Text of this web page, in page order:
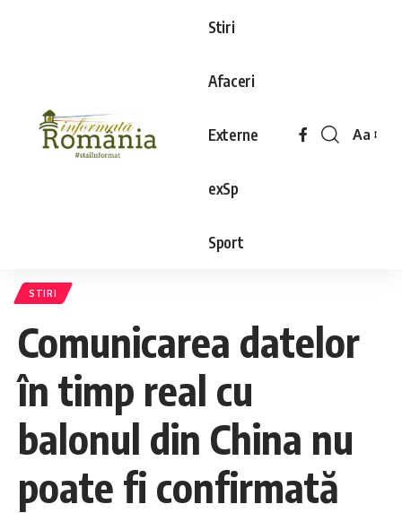
Stiri
Afaceri
Externe
exSp
Sport
Aa
STIRI
Comunicarea datelor
în timp real cu
balonul din China nu
poate fi confirmată